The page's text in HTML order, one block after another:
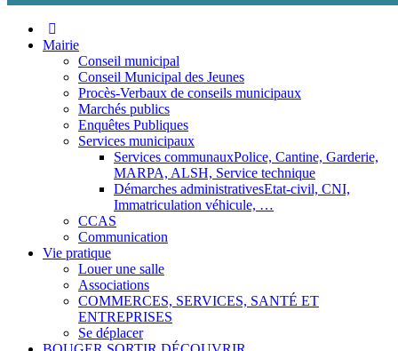
contenuMairie
Conseil municipal
Conseil Municipal des Jeunes
Procès-Verbaux de conseils municipaux
Marchés publics
Enquêtes Publiques
Services municipaux
Services communauxPolice, Cantine, Garderie,
MARPA, ALSH, Service technique
Démarches administrativesEtat-civil, CNI,
Immatriculation véhicule, …
CCAS
Communication
Vie pratique
Louer une salle
Associations
COMMERCES, SERVICES, SANTÉ ET
ENTREPRISES
Se déplacer